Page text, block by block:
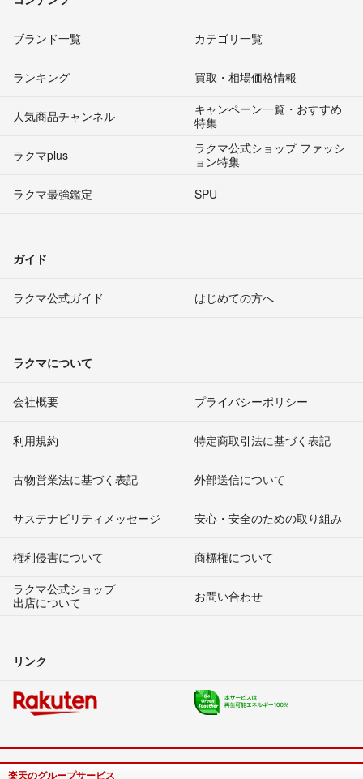
ブランド一覧 カテゴリ一覧
ランキング 買取・相場価格情報
人気商品チャンネル
キャンペーン一覧・おすすめ
特集
ラクマplus
ラクマ公式ショップ ファッシ
ョン特集
ラクマ最強鑑定
SPU
ガイド
ラクマ公式ガイド はじめての方へ
ラクマについて
会社概要 プライバシーポリシー
利用規約 特定商取引法に基づく表記
古物営業法に基づく表記 外部送信について
サステナビリティメッセージ 安心・安全のための取り組み
権利侵害について
商標権について
ラクマ公式ショップ
出店について
お問い合わせ
リンク
楽天のグループサービス